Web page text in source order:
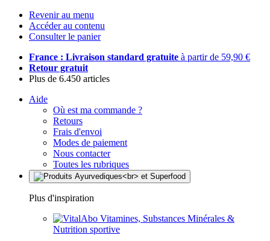
Revenir au menu
Accéder au contenu
Consulter le panier
France : Livraison standard gratuite à partir de 59,90 €
Retour gratuit
Plus de 6.450 articles
Aide
Où est ma commande ?
Retours
Frais d'envoi
Modes de paiement
Nous contacter
Toutes les rubriques
Plus d'inspiration
Vitamines, Substances Minérales &
Nutrition sportive